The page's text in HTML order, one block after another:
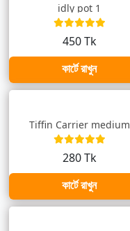
idly pot 1
450 Tk
কার্টে রাখুন
Tiffin Carrier medium
280 Tk
কার্টে রাখুন